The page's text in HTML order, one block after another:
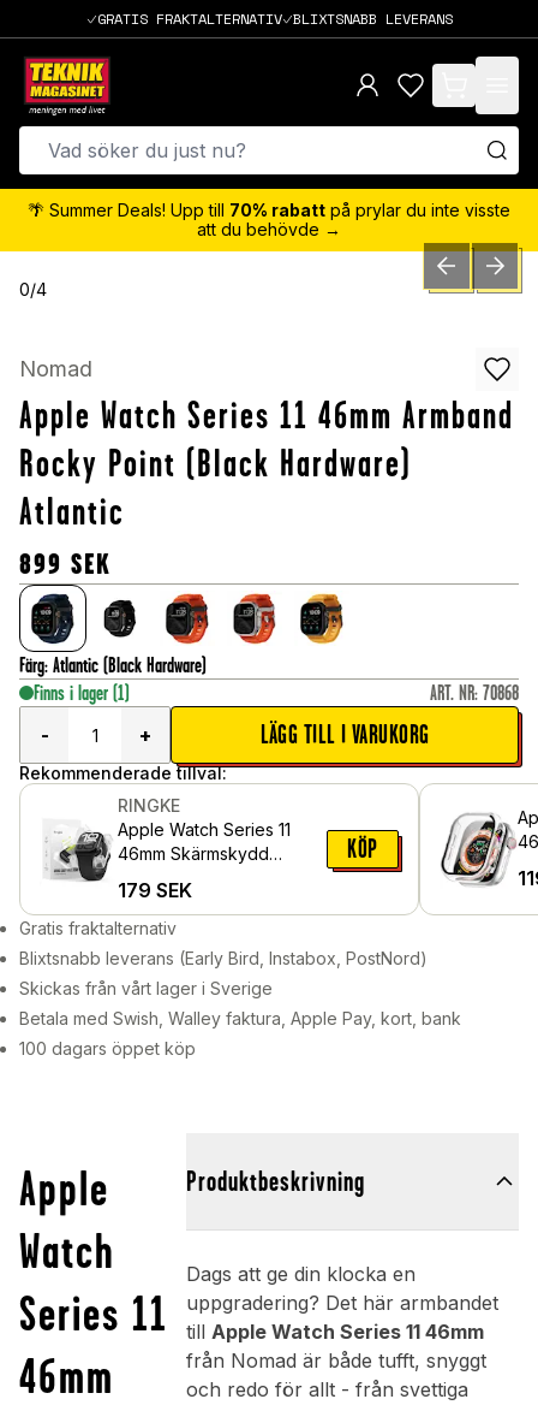
GRATIS FRAKTALTERNATIV BLIXTSNABB LEVERANS
items in cart,
🌴 Summer Deals! Upp till 70% rabatt på prylar du inte visste
att du behövde →
0/4 PREVIOUSNEXT
Nomad
Apple Watch Series 11 46mm Armband
Rocky Point (Black Hardware)
Atlantic
899 SEK
Färg: Atlantic (Black Hardware)
Finns i lager (1) ART. NR: 70868
-
+ LÄGG TILL I VARUKORG
Rekommenderade tillval:
RINGKE
Apple Watch Series 11
46mm Skärmskydd
Pro (2-pack)
179 SEK
KÖP
Gratis fraktalternativ
Blixtsnabb leverans (Early Bird, Instabox, PostNord)
Skickas från vårt lager i Sverige
Betala med Swish, Walley faktura, Apple Pay, kort, bank
100 dagars öppet köp
Apple
Watch
Series 11
46mm
Produktbeskrivning
Dags att ge din klocka en
uppgradering? Det här armbandet
till Apple Watch Series 11 46mm
från Nomad är både tufft, snyggt
och redo för allt - från svettiga